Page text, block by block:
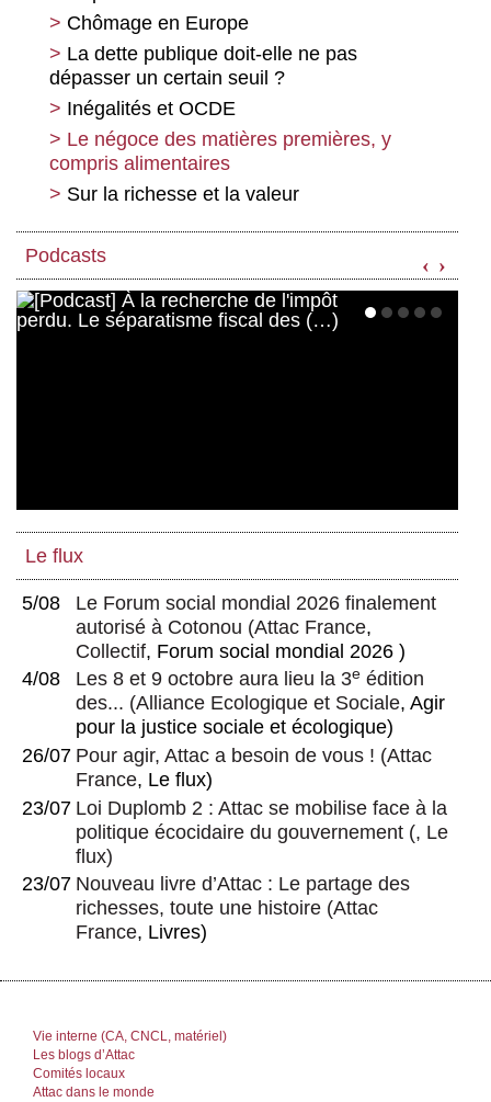
anthropologique et altermondialiste
Sur la valeur de la nature, éviter le
fétichisme
Éloge de la « croissance des forces
productives » ou critique de la « production
pour la production » ? Le « double Marx »
face à la crise écologique
Chômage en Europe
La dette publique doit-elle ne pas
dépasser un certain seuil ?
Inégalités et OCDE
Le négoce des matières premières, y
compris alimentaires
Sur la richesse et la valeur
Podcasts ‹ ›
Le flux
5/08
Le Forum social mondial 2026 finalement
autorisé à Cotonou (Attac France,
Collectif, Forum social mondial 2026 )
4/08
Les 8 et 9 octobre aura lieu la 3e édition
des... (Alliance Ecologique et Sociale, Agir
pour la justice sociale et écologique)
26/07 Pour agir, Attac a besoin de vous ! (Attac
France, Le flux)
23/07 Loi Duplomb 2 : Attac se mobilise face à la
politique écocidaire du gouvernement (, Le
flux)
23/07 Nouveau livre d’Attac : Le partage des
richesses, toute une histoire (Attac
France, Livres)
Vie interne (CA, CNCL, matériel)
Les blogs d’Attac
Comités locaux
Attac dans le monde